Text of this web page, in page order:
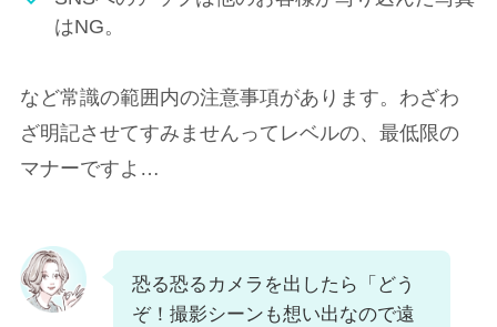
はNG。
など常識の範囲内の注意事項があります。わざわ
ざ明記させてすみませんってレベルの、最低限の
マナーですよ…
恐る恐るカメラを出したら「どう
ぞ！撮影シーンも想い出なので遠